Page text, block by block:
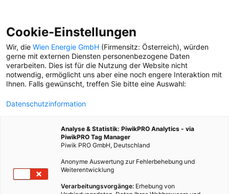
BÜCHEREI
wirklich lesen. Diesmal: Die
Top-3-Krimis der
Büchereien aus den
Cookie-Einstellungen
Wir, die Wien Energie GmbH (Firmensitz: Österreich), würden
gerne mit externen Diensten personenbezogene Daten
verarbeiten. Dies ist für die Nutzung der Website nicht
notwendig, ermöglicht uns aber eine noch engere Interaktion mit
Ihnen. Falls gewünscht, treffen Sie bitte eine Auswahl:
Datenschutzinformation
Analyse & Statistik: PiwikPRO Analytics - via
PiwikPRO Tag Manager
Piwik PRO GmbH, Deutschland
Anonyme Auswertung zur Fehlerbehebung und
Weiterentwicklung
Verarbeitungsvorgänge: Erhebung von